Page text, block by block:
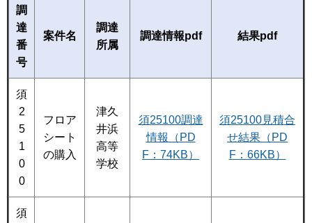
調
達
番
号
案件名
調達
所属
調達情報pdf 結果pdf
須
2
5
1
0
0
フロア
シート
の購入
津久
井浜
高等
学校
須25100調達
情報（PD
F：74KB）
須25100見積合
せ結果（PD
F：66KB）
須